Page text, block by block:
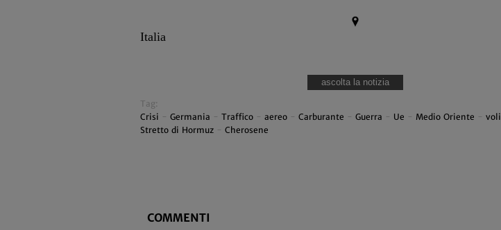
Italia
ascolta la notizia
Tag:
Crisi - Germania - Traffico - aereo - Carburante - Guerra - Ue - Medio Oriente - voli
Stretto di Hormuz - Cherosene
COMMENTI